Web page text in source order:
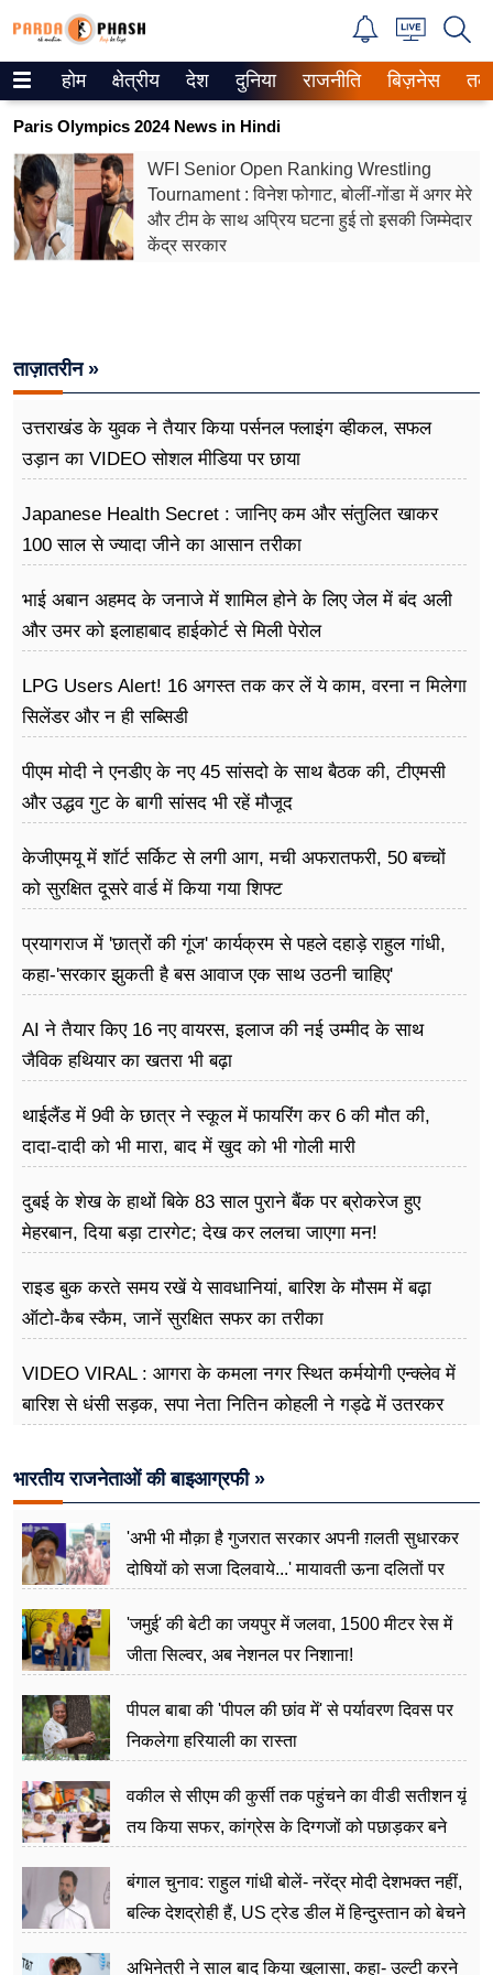
Trending on Google News
ePaper
वेब स्टोरीज
उत्तर प्रदेश
रिलेशनशिप
जीवन मंत्रा
फूड
सेहत
ब्‍यूटी
जॉब्स
शिक्षा
अन्य खबरें
होम क्षेत्रीय देश दुनिया राजनीति बिज़नेस
Paris Olympics 2024 News in Hindi
WFI Senior Open Ranking Wrestling
Tournament : विनेश फोगाट, बोलीं-गोंडा में अगर मेरे
और टीम के साथ अप्रिय घटना हुई तो इसकी जिम्मेदार
केंद्र सरकार
ताज़ातरीन »
उत्तराखंड के युवक ने तैयार किया पर्सनल फ्लाइंग व्हीकल, सफल
उड़ान का VIDEO सोशल मीडिया पर छाया
Japanese Health Secret : जानिए कम और संतुलित खाकर
100 साल से ज्यादा जीने का आसान तरीका
भाई अबान अहमद के जनाजे में शामिल होने के लिए जेल में बंद अली
और उमर को इलाहाबाद हाईकोर्ट से मिली पेरोल
LPG Users Alert! 16 अगस्त तक कर लें ये काम, वरना न मिलेगा
सिलेंडर और न ही सब्सिडी
पीएम मोदी ने एनडीए के नए 45 सांसदो के साथ बैठक की, टीएमसी
और उद्धव गुट के बागी सांसद भी रहें मौजूद
केजीएमयू में शॉर्ट सर्किट से लगी आग, मची अफरातफरी, 50 बच्चों
को सुरक्षित दूसरे वार्ड में किया गया शिफ्ट
प्रयागराज में 'छात्रों की गूंज' कार्यक्रम से पहले दहाड़े राहुल गांधी,
कहा-'सरकार झुकती है बस आवाज एक साथ उठनी चाहिए'
AI ने तैयार किए 16 नए वायरस, इलाज की नई उम्मीद के साथ
जैविक हथियार का खतरा भी बढ़ा
थाईलैंड में 9वी के छात्र ने स्कूल में फायरिंग कर 6 की मौत की,
दादा-दादी को भी मारा, बाद में खुद को भी गोली मारी
दुबई के शेख के हाथों बिके 83 साल पुराने बैंक पर ब्रोकरेज हुए
मेहरबान, दिया बड़ा टारगेट; देख कर ललचा जाएगा मन!
राइड बुक करते समय रखें ये सावधानियां, बारिश के मौसम में बढ़ा
ऑटो-कैब स्कैम, जानें सुरक्षित सफर का तरीका
VIDEO VIRAL : आगरा के कमला नगर स्थित कर्मयोगी एन्क्लेव में
बारिश से धंसी सड़क, सपा नेता नितिन कोहली ने गड्ढे में उतरकर
भारतीय राजनेताओं की बाइआग्रफी »
'अभी भी मौक़ा है गुजरात सरकार अपनी ग़लती सुधारकर
दोषियों को सजा दिलवाये...' मायावती ऊना दलितों पर
'जमुई' की बेटी का जयपुर में जलवा, 1500 मीटर रेस में
जीता सिल्वर, अब नेशनल पर निशाना!
पीपल बाबा की 'पीपल की छांव में' से पर्यावरण दिवस पर
निकलेगा हरियाली का रास्ता
वकील से सीएम की कुर्सी तक पहुंचने का वीडी सतीशन यूं
तय किया सफर, कांग्रेस के दिग्गजों को पछाड़कर बने
बंगाल चुनाव: राहुल गांधी बोलें- नरेंद्र मोदी देशभक्त नहीं,
बल्कि देशद्रोही हैं, US ट्रेड डील में हिन्दुस्तान को बेचने
अभिनेत्री ने साल बाद किया खुलासा, कहा- उल्टी करने